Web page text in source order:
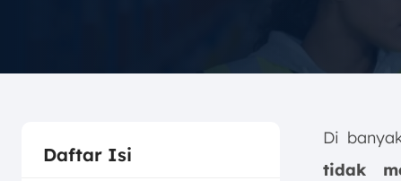
Daftar Isi
Di
tidak